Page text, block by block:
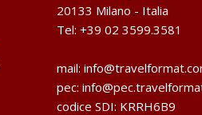
20133 Milano - Italia
Tel: +39 02 3599.3581
mail:
pec:
codice SDI: KRRH6B9